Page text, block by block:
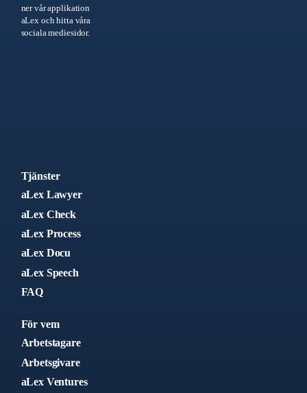
ner vår applikation
aLex och hitta våra
sociala mediesidor.
Tjänster
aLex Lawyer
aLex Check
aLex Process
aLex Docu
aLex Speech
FAQ
För vem
Arbetstagare
Arbetsgivare
aLex Ventures